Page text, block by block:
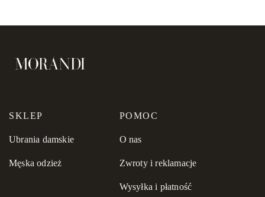
SKLEP
Ubrania damskie
Męska odzież
POMOC
O nas
Zwroty i reklamacje
Wysyłka i płatność